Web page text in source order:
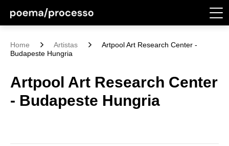
Home Artistas
Artpool Art Research Center -
Budapeste Hungria
Artpool Art Research Center
- Budapeste Hungria